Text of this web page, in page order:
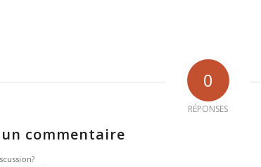
0
RÉPONSES
commentaire